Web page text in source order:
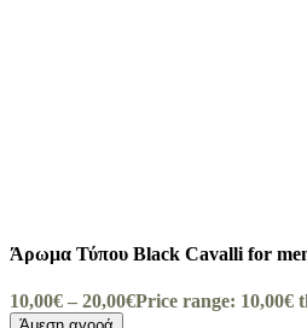
Άρωμα Τύπου Black Cavalli for
10,00€ – 20,00€Price range: 10,00€